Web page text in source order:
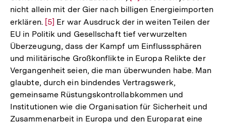
Auflösung
der
Fußnote
nicht allein mit der Gier nach billigen Energieimporten
erklären. Zur
Auflösung
der
Fußnote
[5] Er war Ausdruck der in weiten Teilen der
EU in Politik und Gesellschaft tief verwurzelten
Überzeugung, dass der Kampf um Einflusssphären
und militärische Großkonflikte in Europa Relikte der
Vergangenheit seien, die man überwunden habe. Man
glaubte, durch ein bindendes Vertragswerk,
gemeinsame Rüstungskontrollabkommen und
Institutionen wie die Organisation für Sicherheit und
Zusammenarbeit in Europa und den Europarat eine